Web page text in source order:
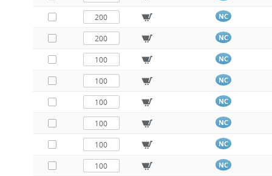
NC
NC
NC
NC
NC
NC
NC
NC